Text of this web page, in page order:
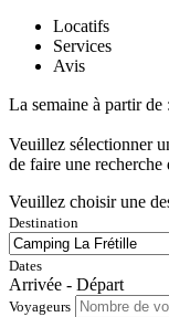
Locatifs
Services
Avis
La semaine à partir de :
Veuillez sélectionner
de faire une
Veuillez choisir une
Destination
Dates
Arrivée - Départ
Voyageurs